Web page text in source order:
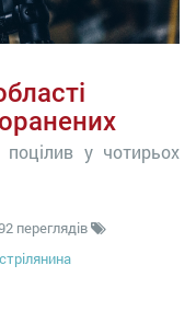
у чотирьох
переглядів
стрілянина